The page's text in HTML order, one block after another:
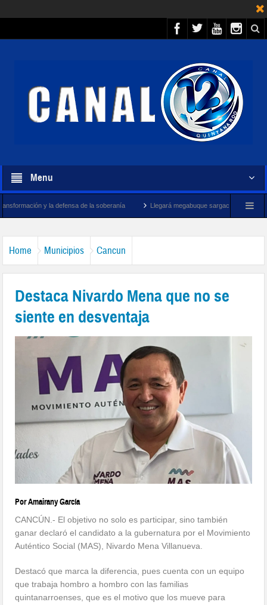
Menu
de la soberanía Llegará megabuque sargacero de la Marina a Quintana
Home Municipios Cancun
Destaca Nivardo Mena que no se
siente en desventaja
Por Amairany García
CANCÚN.- El objetivo no solo es participar, sino también
ganar declaró el candidato a la gubernatura por el Movimiento
Auténtico Social (MAS), Nivardo Mena Villanueva.
Destacó que marca la diferencia, pues cuenta con un equipo
que trabaja hombro a hombro con las familias
quintanarroenses, que es el motivo que los mueve para